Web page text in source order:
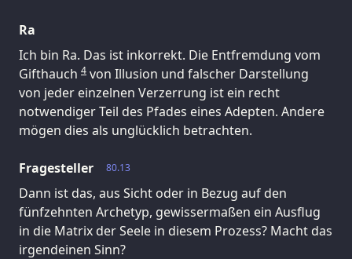
Ra
Ich bin Ra. Das ist inkorrekt. Die Entfremdung vom
Gifthauch 4 von Illusion und falscher Darstellung
von jeder einzelnen Verzerrung ist ein recht
notwendiger Teil des Pfades eines Adepten. Andere
mögen dies als unglücklich betrachten.
80.13
Fragesteller
Dann ist das, aus Sicht oder in Bezug auf den
fünfzehnten Archetyp, gewissermaßen ein Ausflug
in die Matrix der Seele in diesem Prozess? Macht das
irgendeinen Sinn?